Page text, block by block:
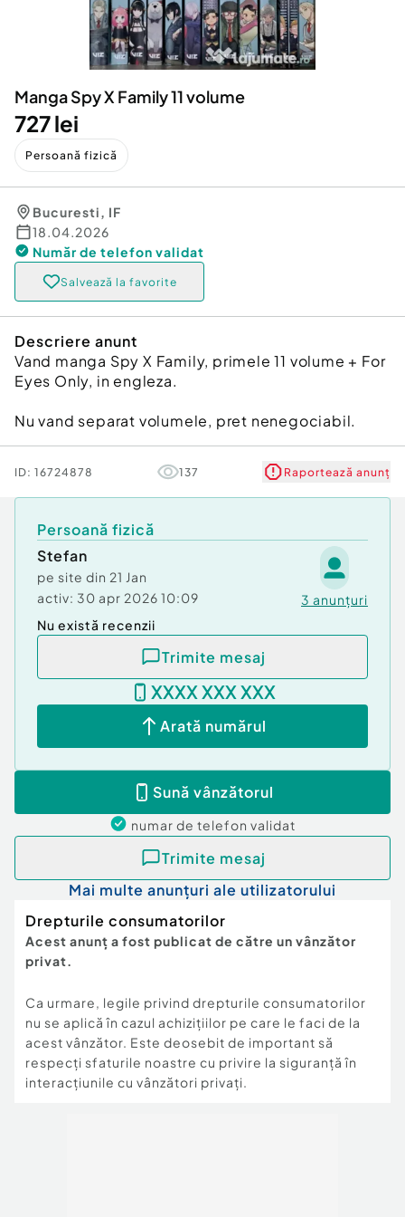
Animale de companie
Afaceri și echipamente profesionale
Inchiriere Bunuri si Vehicule
Utilaje agricole si industriale
Piese auto si accesorii
Dacia Duster
Manga Spy X Family 11 volume
727 lei
Persoană fizică
Bucuresti, IF
18.04.2026
Număr de telefon validat
Salvează la favorite
Descriere anunt
Vand manga Spy X Family, primele 11 volume + For
Eyes Only, in engleza.
Nu vand separat volumele, pret nenegociabil.
ID: 16724878 137 Raportează anunț
Persoană fizică
Stefan
pe site din 21 Jan
activ: 30 apr 2026 10:09 3 anunțuri
Nu există recenzii
Trimite mesaj
XXXX XXX XXX
Arată numărul
Sună vânzătorul
numar de telefon validat
Trimite mesaj
Mai multe anunțuri ale utilizatorului
Drepturile consumatorilor
Acest anunț a fost publicat de către un vânzător
privat.
Ca urmare, legile privind drepturile consumatorilor
nu se aplică în cazul achizițiilor pe care le faci de la
acest vânzător. Este deosebit de important să
respecți sfaturile noastre cu privire la siguranță în
interacțiunile cu vânzători privați.